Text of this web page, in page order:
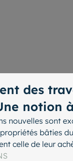
des
notion
nouvelles sont
bâties
celle de leur